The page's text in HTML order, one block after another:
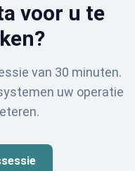
voor u te
van 30 minuten.
uw operatie